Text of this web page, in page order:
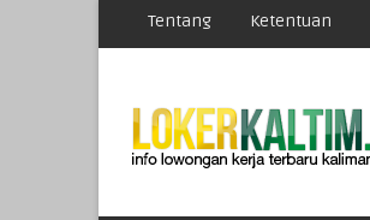
Tentang Ketentuan